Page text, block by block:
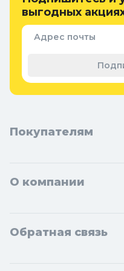
Интернет-магазин
инструментов и
для жителей Москвы и
Подольск, Химки, Мытищи,
Серпухов, Долгопрудный,
Пушкино, Орехово-Зуево,
Воскресенск, Чехов, Клин,
Новосибирска и
Кольцово.
выгодных
Адрес почты
Покупателям
О компании
Обратная связь